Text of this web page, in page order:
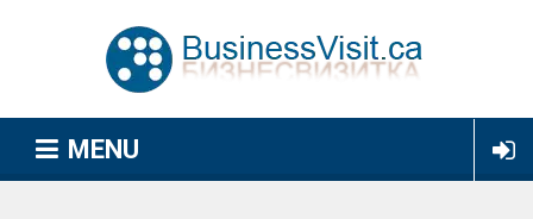
MENU